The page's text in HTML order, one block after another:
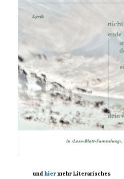
undhiermehr Literarisches